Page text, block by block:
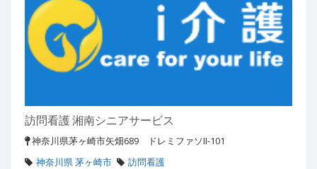
訪問看護 湘南シニアサービス
神奈川県茅ヶ崎市矢畑689 ドレミファソII-101
神奈川県 茅ヶ崎市
訪問看護